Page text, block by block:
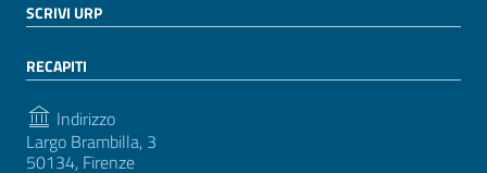
SCRIVI URP
RECAPITI
Indirizzo
Largo Brambilla, 3
50134, Firenze